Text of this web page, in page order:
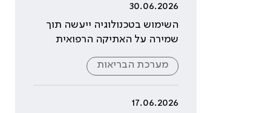
30.06.2026
השימוש בטכנולוגיה ייעשה תוך
שמירה על האתיקה הרפואית
מערכת הבריאות
17.06.2026